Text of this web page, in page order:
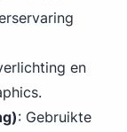
en
: Gebruikte